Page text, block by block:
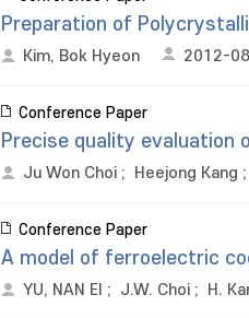
Preparation of
Kim, Bok Hyeon 2012-
Conference Paper
Precise quality
Ju Won Choi ; Heejong Kang ;
Conference Paper
A model of ferroelectric
YU, NAN EI ; J.W. Choi ; H.